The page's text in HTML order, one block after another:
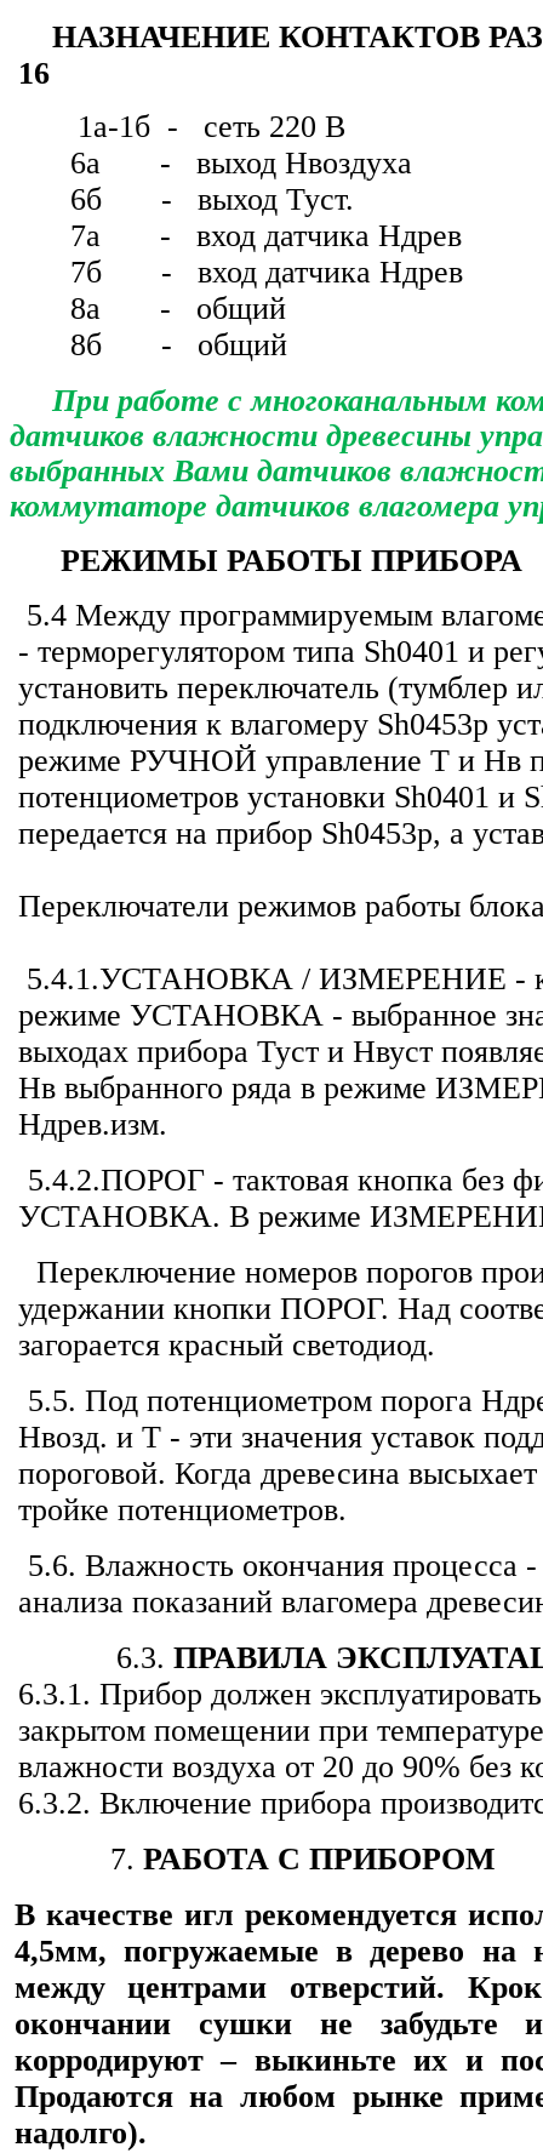
НАЗНАЧЕНИЕ КОНТАКТОВ
16
1а-1б - сеть 220 В
6а - выход Нвоздуха
6б - выход Туст.
7а - вход датчика Ндрев
7б - вход датчика Ндрев
8а - общий
8б - общий
При работе с многоканальным
датчиков влажности древесины
выбранных Вами датчиков
коммутаторе датчиков влагомера
РЕЖИМЫ РАБОТЫ ПРИБОРА
5.4 Между программируемым
- терморегулятором типа Sh0401 и
установить переключатель
подключения к влагомеру Sh0453p
режиме РУЧНОЙ управление Т и Нв
потенциометров установки Sh0401
передается на прибор Sh0453p, а
Переключатели режимов работы
5.4.1.УСТАНОВКА / ИЗМЕРЕНИЕ -
режиме УСТАНОВКА - выбранное
выходах прибора Туст и Нвуст
Нв выбранного ряда в режиме
Hдрев.изм.
5.4.2.ПОРОГ - тактовая кнопка без
УСТАНОВКА. В режиме ИЗМЕРЕНИЕ
Переключение номеров порогов
удержании кнопки ПОРОГ. Над
загорается красный светодиод.
5.5. Под потенциометром порога
Нвозд. и Т - эти значения уставок
пороговой. Когда древесина
тройке потенциометров.
5.6. Влажность окончания процесса
анализа показаний влагомера
6.3.ПРАВИЛА
6.3.1. Прибор должен
закрытом помещении при
влажности воздуха от 20 до 90% без
6.3.2. Включение прибора
7.РАБОТА С ПРИБОРОМ
В качестве игл рекомендуется
4,5мм, погружаемые в дерево на
между центрами отверстий.
окончании сушки не забудьте
корродируют – выкиньте их и
Продаются на любом рынке
надолго).